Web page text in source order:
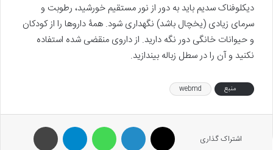
دیکلوفناک سدیم باید به دور از نور مستقیم خورشید، رطوبت و
سرمای زیادی (یخچال باشد) نگهداری شود. همۀ داروها را از کودکان
و حیوانات خانگی دور نگه دارید. از داروی منقضی شده استفاده
نکنید و آن را در سطل زباله بیندازید.
منبع webmd
اشتراک گذاری